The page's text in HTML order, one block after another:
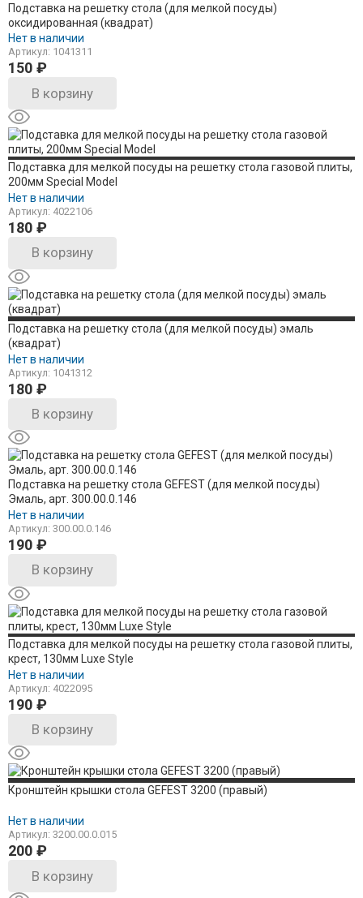
Подставка на решетку стола (для мелкой посуды)
оксидированная (квадрат)
Нет в наличии
Артикул: 1041311
150 ₽
В корзину
Подставка для мелкой посуды на решетку стола газовой плиты,
200мм Special Model
Нет в наличии
Артикул: 4022106
180 ₽
В корзину
Подставка на решетку стола (для мелкой посуды) эмаль
(квадрат)
Нет в наличии
Артикул: 1041312
180 ₽
В корзину
Подставка на решетку стола GEFEST (для мелкой посуды)
Эмаль, арт. 300.00.0.146
Нет в наличии
Артикул: 300.00.0.146
190 ₽
В корзину
Подставка для мелкой посуды на решетку стола газовой плиты,
крест, 130мм Luxe Style
Нет в наличии
Артикул: 4022095
190 ₽
В корзину
Кронштейн крышки стола GEFEST 3200 (правый)
Нет в наличии
Артикул: 3200.00.0.015
200 ₽
В корзину